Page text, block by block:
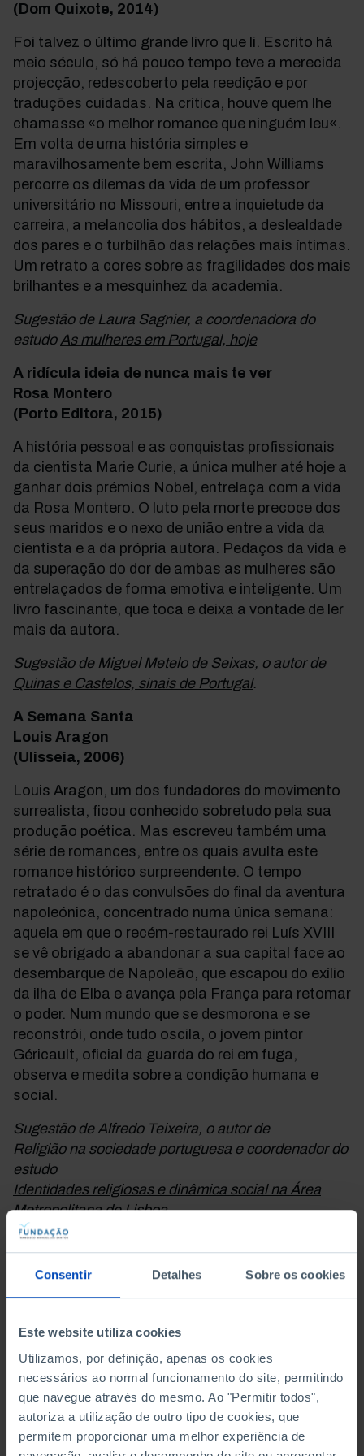
Consentir Detalhes Sobre os cookies
Este website utiliza cookies
Utilizamos, por definição, apenas os cookies
necessários ao normal funcionamento do site, permitindo
que navegue através do mesmo. Ao "Permitir todos",
autoriza a utilização de outro tipo de cookies, que
permitem proporcionar uma melhor experiência de
(Dom Quixote, 2014)
Foi talvez o último grande livro que li. Escrito há
meio século, só há pouco tempo teve a merecida
projecção, redescoberto pela reedição e por
traduções cuidadas. Na crítica, houve quem lhe
chamasse «o melhor romance que ninguém leu«.
Em volta de uma história simples e
maravilhosamente bem escrita, John Williams
percorre os dilemas da vida de um professor
universitário no Missouri, entre a inquietude da
carreira, a melancolia dos hábitos, a deslealdade
dos pares e o turbilhão das relações mais íntimas.
Um retrato a cores sobre as fragilidades dos mais
brilhantes e a mesquinhez da academia.
Sugestão de Laura Sagnier, a coordenadora do
estudoAs mulheres em Portugal, hoje
A ridícula ideia de nunca mais te ver
Rosa Montero
(Porto Editora, 2015)
A história pessoal e as conquistas profissionais
da cientista Marie Curie, a única mulher até hoje a
ganhar dois prémios Nobel, entrelaça com a vida
da Rosa Montero. O luto pela morte precoce dos
seus maridos e o nexo de união entre a vida da
cientista e a da própria autora. Pedaços da vida e
da superação do dor de ambas as mulheres são
entrelaçados de forma emotiva e inteligente. Um
livro fascinante, que toca e deixa a vontade de ler
mais da autora.
Sugestão de Miguel Metelo de Seixas, o autor de
Quinas e Castelos, sinais de Portugal.
A Semana Santa
Louis Aragon
(Ulisseia, 2006)
Louis Aragon, um dos fundadores do movimento
surrealista, ficou conhecido sobretudo pela sua
produção poética. Mas escreveu também uma
série de romances, entre os quais avulta este
romance histórico surpreendente. O tempo
retratado é o das convulsões do final da aventura
napoleónica, concentrado numa única semana:
aquela em que o recém-restaurado rei Luís XVIII
se vê obrigado a abandonar a sua capital face ao
desembarque de Napoleão, que escapou do exílio
da ilha de Elba e avança pela França para retomar
o poder. Num mundo que se desmorona e se
reconstrói, onde tudo oscila, o jovem pintor
Géricault, oficial da guarda do rei em fuga,
observa e medita sobre a condição humana e
social.
Sugestão de Alfredo Teixeira, o autor de
Religião na sociedade portuguesa e coordenador do
estudo
Identidades religiosas e dinâmica social na Área
Metropolitana de Lisboa
Maria Teresa Horta
Trata-se de um exercício de identidade. A poetisa
- assim mesmo quer chamar-se -, nos seus mais
de 40 anos de atividade literária, recolheu
fragmentos das suas obras para nos oferecer um
vitral poético, aberto a múltiplos itinerários. O livro
abre-se a qualquer hora, em qualquer dia, em